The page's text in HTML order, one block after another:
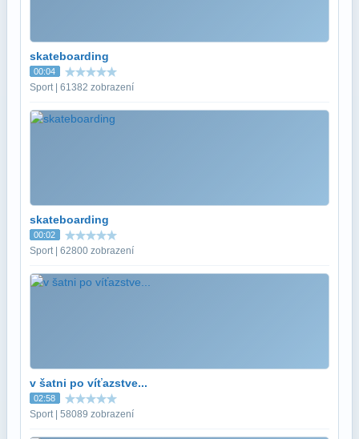
skateboarding
00:04
Sport | 61382 zobrazení
skateboarding
00:02
Sport | 62800 zobrazení
v šatni po víťazstve...
02:58
Sport | 58089 zobrazení